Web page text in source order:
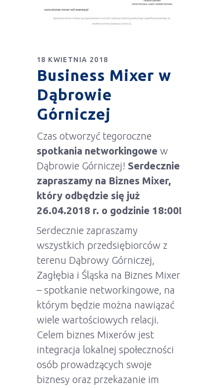
18 KWIETNIA 2018
Business Mixer w
Dąbrowie
Górniczej
Czas otworzyć tegoroczne
spotkania networkingowe w
Dąbrowie Górniczej! Serdecznie
zapraszamy na Biznes Mixer,
który odbędzie się już
26.04.2018 r. o godzinie 18:00!
Serdecznie zapraszamy
wszystkich przedsiębiorców z
terenu Dąbrowy Górniczej,
Zagłębia i Śląska na Biznes Mixer
– spotkanie networkingowe, na
którym będzie można nawiązać
wiele wartościowych relacji.
Celem biznes Mixerów jest
integracja lokalnej społeczności
osób prowadzących swoje
biznesy oraz przekazanie im